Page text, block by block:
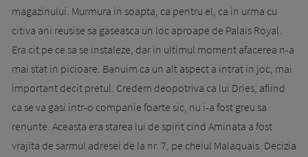
magazinului. Murmura in soapta, ca pentru el, ca in urma cu
citiva ani reusise sa gaseasca un loc aproape de Palais Royal.
Era cit pe ce sa se instaleze, dar in ultimul moment afacerea n-a
mai stat in picioare. Banuim ca un alt aspect a intrat in joc, mai
important decit pretul. Credem deopotriva ca lui Dries, aflind
ca se va gasi intr-o companie foarte sic, nu i-a fost greu sa
renunte. Aceasta era starea lui de spirit cind Aminata a fost
vrajita de sarmul adresei de la nr. 7, pe cheiul Malaquais. Decizia